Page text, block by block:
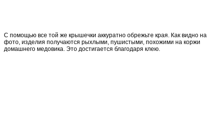
С помощью все той же крышечки аккуратно обрежьте края. Как видно на
фото, изделия получаются рыхлыми, пушистыми, похожими на коржи
домашнего медовика. Это достигается благодаря клею.